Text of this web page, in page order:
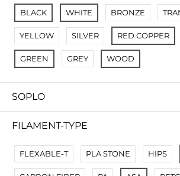
Not Found Filters1
Not Found Filters2
BLACK WHITE BRONZE
YELLOW SILVER RED COPPER
GREEN GREY WOOD
SOPLO
FILAMENT-TYPE
FLEXABLE-T PLA STONE HIPS